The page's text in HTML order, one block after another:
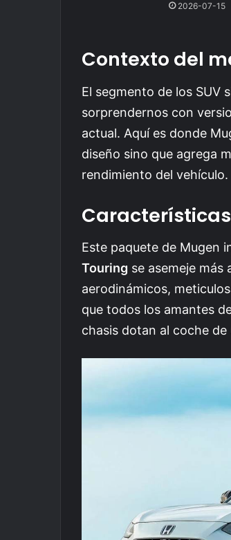
2026-07-15
Contexto del
El segmento de los SUV
sorprendernos con
actual. Aquí es donde
diseño sino que agrega
rendimiento del vehículo.
Este paquete de Mugen
Touring se asemeje más
aerodinámicos,
que todos los amantes
chasis dotan al coche